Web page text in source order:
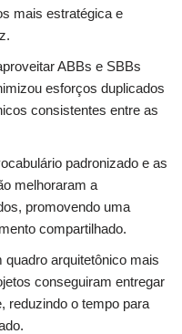
mais estratégica e
ABBs e SBBs
esforços duplicados
consistentes entre as
padronizado e as
melhoraram a
promovendo uma
compartilhado.
quadro arquitetônico mais
conseguiram entregar
reduzindo o tempo para